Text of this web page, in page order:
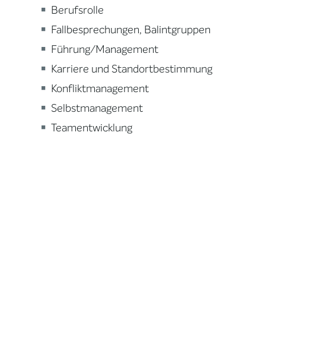
Berufsrolle
Fallbesprechungen, Balintgruppen
Führung/Management
Karriere und Standortbestimmung
Konfliktmanagement
Selbstmanagement
Teamentwicklung